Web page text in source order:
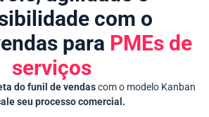
com o
para PMEs de
serviços
do funil de vendascom o modelo Kanban
seu processo comercial.